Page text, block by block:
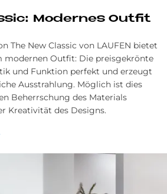
Modernes Outfit
The New Classic von LAUFEN bietet
modernen Outfit: Die preisgekrönte
und Funktion perfekt und erzeugt
Ausstrahlung. Möglich ist dies
Beherrschung des Materials
Kreativität des Designs.